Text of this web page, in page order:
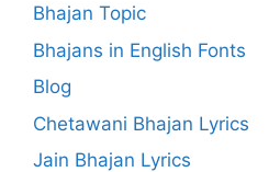
Bhajan Topic
Bhajans in English Fonts
Blog
Chetawani Bhajan Lyrics
Jain Bhajan Lyrics